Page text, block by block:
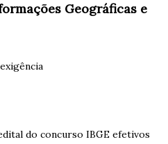
Geográficas e
do concurso IBGE efetivos